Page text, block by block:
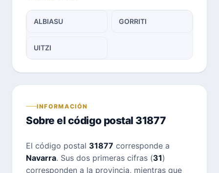
ALBIASU GORRITI
UITZI
INFORMACIÓN
Sobre el código postal 31877
El código postal 31877 corresponde a
Navarra. Sus dos primeras cifras (31)
corresponden a la provincia, mientras que